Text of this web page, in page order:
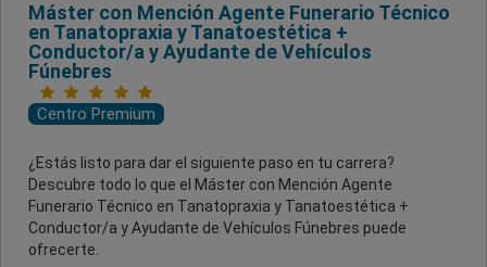
Máster con Mención Agente Funerario Técnico
en Tanatopraxia y Tanatoestética +
Conductor/a y Ayudante de Vehículos
Fúnebres
Centro Premium
¿Estás listo para dar el siguiente paso en tu carrera?
Descubre todo lo que el Máster con Mención Agente
Funerario Técnico en Tanatopraxia y Tanatoestética +
Conductor/a y Ayudante de Vehículos Fúnebres puede
ofrecerte.